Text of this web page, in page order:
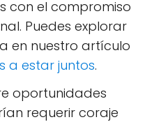
con el compromiso
Puedes explorar
en nuestro artículo
a estar juntos.
oportunidades
requerir coraje